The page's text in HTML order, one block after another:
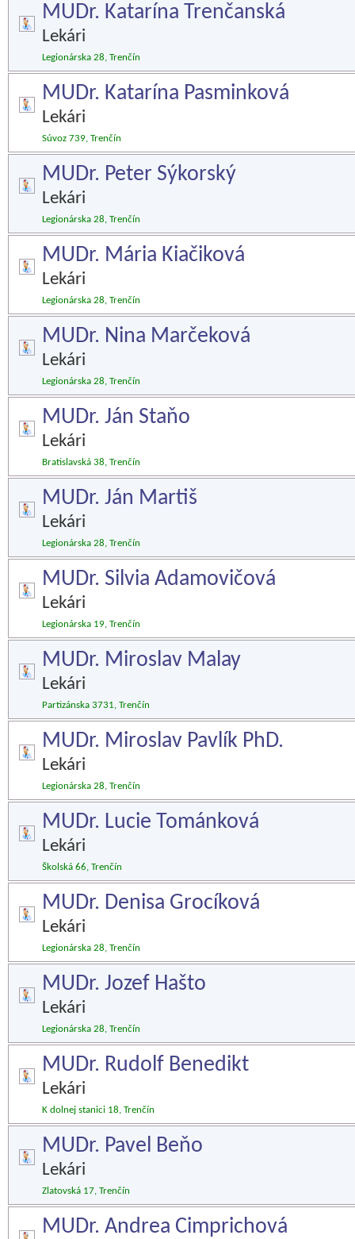
MUDr. Katarína Trenčanská
Lekári
Legionárska 28, Trenčín
MUDr. Katarína Pasminková
Lekári
Súvoz 739, Trenčín
MUDr. Peter Sýkorský
Lekári
Legionárska 28, Trenčín
MUDr. Mária Kiačiková
Lekári
Legionárska 28, Trenčín
MUDr. Nina Marčeková
Lekári
Legionárska 28, Trenčín
MUDr. Ján Staňo
Lekári
Bratislavská 38, Trenčín
MUDr. Ján Martiš
Lekári
Legionárska 28, Trenčín
MUDr. Silvia Adamovičová
Lekári
Legionárska 19, Trenčín
MUDr. Miroslav Malay
Lekári
Partizánska 3731, Trenčín
MUDr. Miroslav Pavlík PhD.
Lekári
Legionárska 28, Trenčín
MUDr. Lucie Tománková
Lekári
Školská 66, Trenčín
MUDr. Denisa Grocíková
Lekári
Legionárska 28, Trenčín
MUDr. Jozef Hašto
Lekári
Legionárska 28, Trenčín
MUDr. Rudolf Benedikt
Lekári
K dolnej stanici 18, Trenčín
MUDr. Pavel Beňo
Lekári
Zlatovská 17, Trenčín
MUDr. Andrea Cimprichová